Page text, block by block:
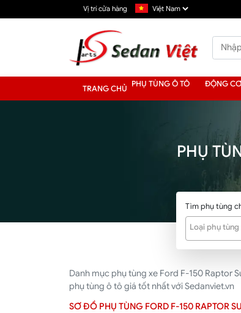
Vị trí cửa hàng
TRANG CHỦ PHỤ TÙNG Ô TÔ ĐỘNG
PHỤ
Tìm phụ tùng
Loại phụ tùng
Danh mục phụ tùng xe Ford F-150 Raptor
phụ tùng ô tô giá tốt nhất với Sedanviet.vn
SƠ ĐỒ PHỤ TÙNG FORD F-150 RAPTOR